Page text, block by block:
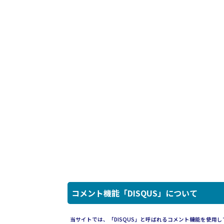
コメント機能「DISQUS」について
当サイトでは、「DISQUS」と呼ばれるコメント機能を使用し